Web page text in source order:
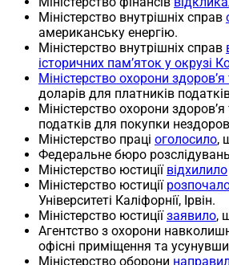
Міністерство внутрішніх справ
американську енергію.
Міністерство внутрішніх справ
історичних пам’яток у окрузі
Міністерство охорони
доларів для платників
Міністерство охорони
податків для покупки
Міністерство праці оголосило,
Федеральне бюро розслідувань
Міністерство юстиції відхилило
Міністерство юстиції
Університеті Каліфорнії, Ірвін.
Міністерство юстиціїзаявило,
Агентство з охорони
офісні приміщення та
Міністерство оборони